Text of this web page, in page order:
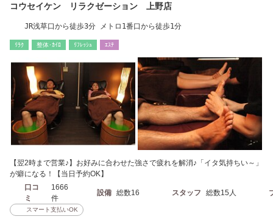
コウセイケン リラクゼーション 上野店
JR浅草口から徒歩3分 メトロ1番口から徒歩1分
ﾘﾗｸ 整体･ｶｲﾛ ﾘﾌﾚｯｼｭ ｴｽﾃ
【翌2時まで営業♪】お好みに合わせた強さで疲れを解消♪「イタ気持ちい～」
が癖になる！【当日予約OK】
口コ
ミ
1666
件
設備 総数16 スタッフ 総数15人
スマート支払いOK